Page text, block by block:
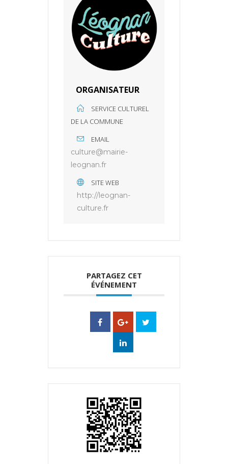
ORGANISATEUR
SERVICE CULTUREL
DE LA COMMUNE
EMAIL
culture@mairie-
leognan.fr
SITE WEB
http://leognan-
culture.fr
PARTAGEZ CET
ÉVÉNEMENT